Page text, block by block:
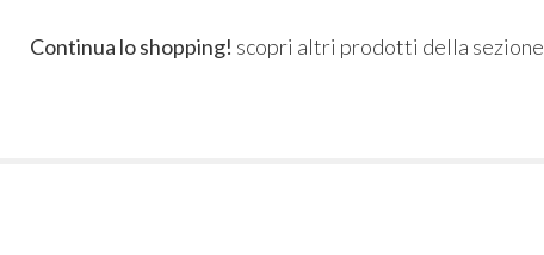
Continua lo shopping! scopri altri prodotti della sezione